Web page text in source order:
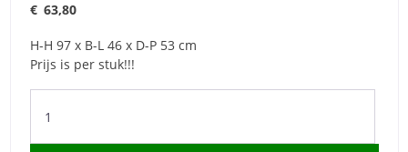
€ 63,80
H-H 97 x B-L 46 x D-P 53 cm
Prijs is per stuk!!!
'Antura'